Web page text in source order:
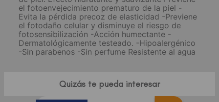
el fotoenvejecimiento prematuro de la piel -
Evita la pérdida precoz de elasticidad -Previene
el fotodaño celular y disminuye el riesgo de
fotosensibilización -Acción humectante -
Dermatológicamente testeado. -Hipoalergénico
-Sin parabenos -Sin perfume Resistente al agua
Quizás te pueda interesar